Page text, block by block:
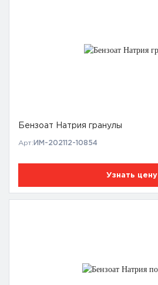
Бензоат Натрия гранулы
Арт: ИМ-202112-10854
Узнать цену